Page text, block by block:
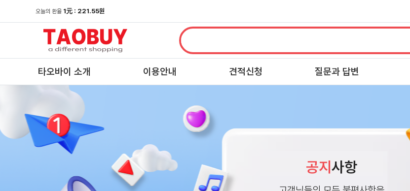
오늘의 환율 1元 : 221.55원
타오바이 소개 이용안내 견적신청 질문과 답변
공지 사항